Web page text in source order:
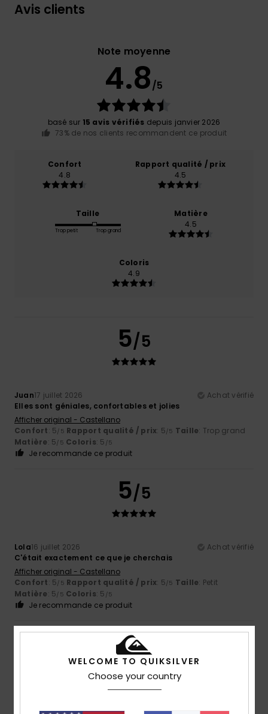
Avis clients
Note moyenne
4.8/5
basé sur 15 avis vérifiés depuis janvier 2026
73% de nos clients recommandent ce produit
Confort
4.8
Rapport qualité / prix
4.5
Taille
Trop petit Trop grand
Matière
4.5
Coloris
4.9
5/5
Juan17 juillet 2026
Achat vérifié
Elles sont géniales, confortables et jolies
Afficher original - Castellano
Confort: 5/5 Rapport qualité / prix: 5/5 Taille: Trop grand
Matière: 5/5 Coloris: 5 /5
Je recommande ce produit
5/5
Lola16 juillet 2026
Achat vérifié
C'était exactement ce que je cherchais
Afficher original - Castellano
Confort: 5/5 Rapport qualité / prix: 5/5 Taille: Petit
Matière: 5/5 Coloris: 5 /5
Je recommande ce produit
5/5
Impeccable
WELCOME TO QUIKSILVER
Choose your country